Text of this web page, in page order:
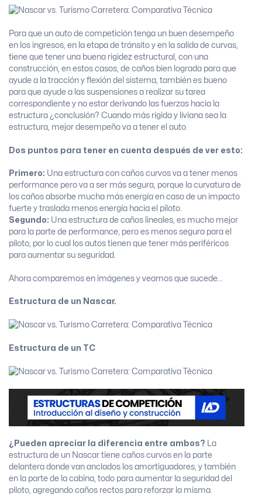
Para que un auto de competición tenga un buen desempeño
en los ingresos, en la etapa de tránsito y en la salida de curvas,
tiene que tener una buena rigidez estructural, con una
construcción, en estos casos, de caños bien lograda para que
ayude a la tracción y flexión del sistema, también es bueno
para que ayude a las suspensiones a realizar su tarea
correspondiente y no estar derivando las fuerzas hacia la
estructura ¿conclusión? Cuando más rígida y liviana sea la
estructura, mejor desempeño va a tener el auto.
Dos puntos para tener en cuenta después de ver esto:
Primero: Una estructura con caños curvos va a tener menos
performance pero va a ser más segura, porque la curvatura de
los caños absorbe mucha más energía en caso de un impacto
fuerte y traslada menos energía hacia el piloto.
Segundo: Una estructura de caños lineales, es mucho mejor
para la parte de performance, pero es menos segura para el
piloto, por lo cual los autos tienen que tener más periféricos
para aumentar su seguridad.
Ahora comparemos en imágenes y veamos que sucede…
Estructura de un Nascar.
Estructura de un TC
¿Pueden apreciar la diferencia entre ambos? La
estructura de un Nascar tiene caños curvos en la parte
delantera donde van anclados los amortiguadores, y también
en la parte de la cabina, todo para aumentar la seguridad del
piloto, agregando caños rectos para reforzar la misma.